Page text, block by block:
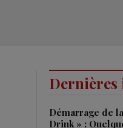
Démarrage de
Drink » :